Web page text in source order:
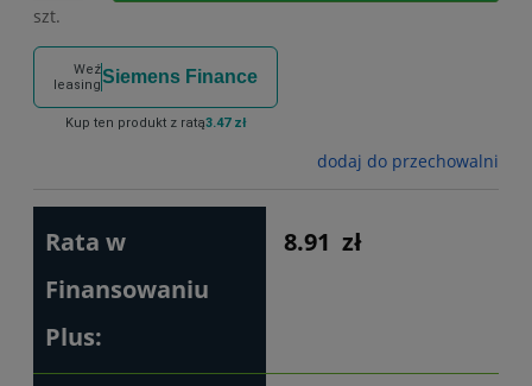
szt.
Weź
leasingSiemens Finance
Kup ten produkt z ratą3.47 zł
dodaj do przechowalni
Rata w
Finansowaniu
Plus:
8.91 zł